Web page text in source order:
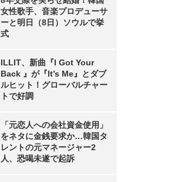
女性歌手、音楽プロデューサ
ーと明日（8日）ソウルで挙
式
ILLIT、新曲『I Got Your
Back 』が『It’s Me』とダブ
ルヒット！グローバルチャー
トで好調
「元恋人への会社資金使用」
をネタに金銭要求か…韓国タ
レントの元マネージャー2
人、恐喝未遂で起訴